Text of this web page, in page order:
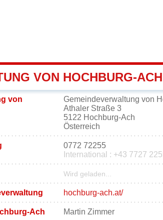
VON HOCHBURG-ACH
von
Gemeindeverwaltung von
Athaler Straße 3
5122 Hochburg-Ach
Österreich
0772 72255
International : +43 7727
Wird geladen...
hochburg-ach.at/
Ach Martin Zimmer